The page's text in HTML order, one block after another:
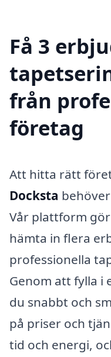
Få 3
från
företag
Att hitta rätt
Docksta
Vår plattform
hämta in flera
professionella
Genom att fylla i
du snabbt och
på priser och
tid och energi,